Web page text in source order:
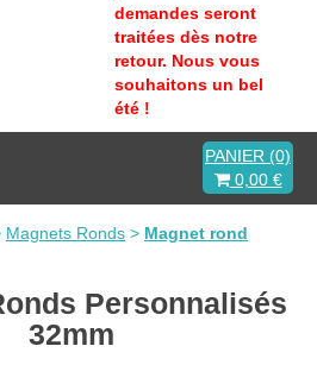
demandes seront
traitées dès notre
retour. Nous vous
souhaitons un bel
été !
PANIER (0)
0,00 €
Magnets Ronds > Magnet rond
Personnalisés
32mm